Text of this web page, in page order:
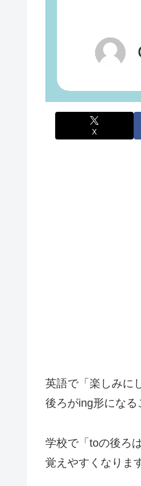
X
英語で「楽しみに
後ろがing形になる
学校で「toの後ろ
覚えやすくなりま